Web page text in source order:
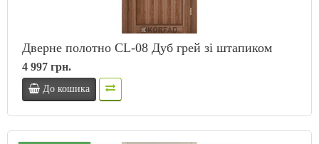
Дверне полотно CL-08 Дуб грей зі штапиком
4 997 грн.
До кошика